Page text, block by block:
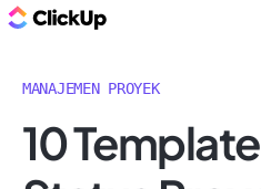
MANAJEMEN PROYEK
10